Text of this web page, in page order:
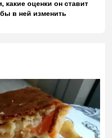
оценки он ставит
в ней изменить